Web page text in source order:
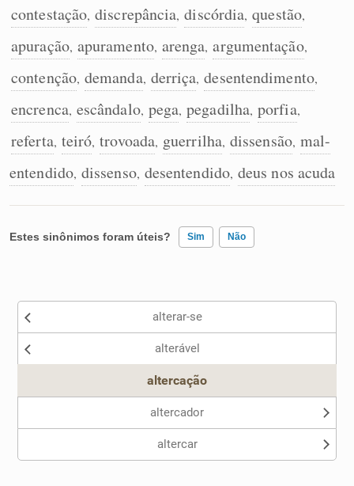
contestação, discrepância, discórdia, questão,
apuração, apuramento, arenga, argumentação,
contenção, demanda, derriça, desentendimento,
encrenca, escândalo, pega, pegadilha, porfia,
referta, teiró, trovoada, guerrilha, dissensão, mal-
entendido, dissenso, desentendido, deus nos acuda
Estes sinônimos foram úteis? Sim Não
Nenhum dos sinônimos apresentados me ajudou
alterar-se
alterável
altercação
altercador
altercar